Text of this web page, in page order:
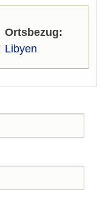
Ortsbezug
Libyen